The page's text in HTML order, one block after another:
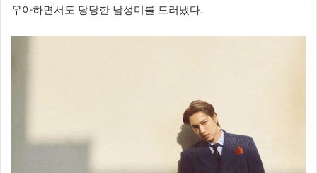
우아하면서도 당당한 남성미를 드러냈다.